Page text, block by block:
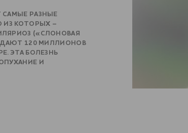
САМЫЕ РАЗНЫЕ
ИЗ КОТОРЫХ –
(«СЛОНОВАЯ
120 МИЛЛИОНОВ
ЭТА БОЛЕЗНЬ
И